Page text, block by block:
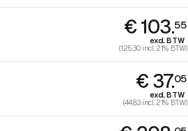
€ 103.55
excl. BTW
(125.30 incl. 21% BTW)
€ 37.05
excl. BTW
(44.83 incl. 21% BTW)